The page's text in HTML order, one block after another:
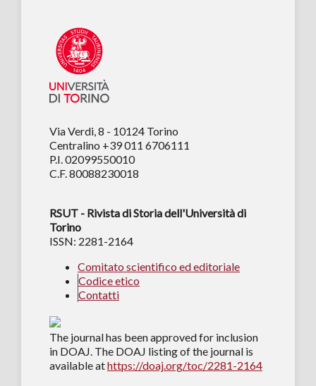
Via Verdi, 8 - 10124 Torino
Centralino +39 011 6706111
P.I. 02099550010
C.F. 80088230018
RSUT - Rivista di Storia dell'Università di
Torino
ISSN: 2281-2164
Comitato scientifico ed editoriale
Codice etico
Contatti
The journal has been approved for inclusion
in DOAJ. The DOAJ listing of the journal is
available athttps://doaj.org/toc/2281-2164